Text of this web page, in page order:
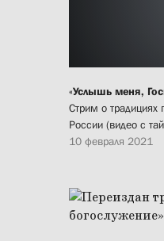
«Услышь меня,
Стрим о традициях
России (видео с
10 февраля 2021